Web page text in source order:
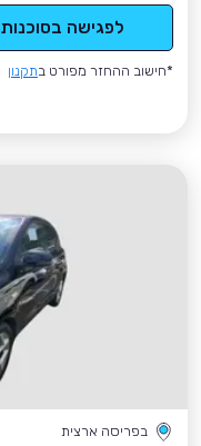
לפגישה בסוכנות
*חישוב ההחזר מפורט בתקנון
בפריסה ארצית